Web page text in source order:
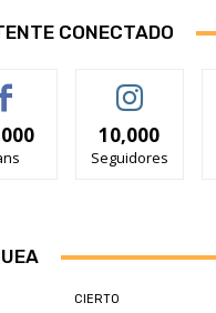
CONECTADO
10,000
Seguidores
CIERTO